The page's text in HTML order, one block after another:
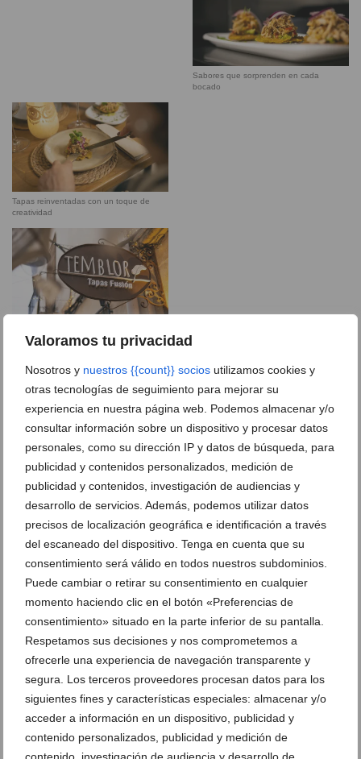
Valoramos tu privacidad
Nosotros y nuestros {{count}} socios utilizamos cookies y
otras tecnologías de seguimiento para mejorar su
experiencia en nuestra página web. Podemos almacenar y/o
consultar información sobre un dispositivo y procesar datos
personales, como su dirección IP y datos de búsqueda, para
publicidad y contenidos personalizados, medición de
publicidad y contenidos, investigación de audiencias y
desarrollo de servicios. Además, podemos utilizar datos
precisos de localización geográfica e identificación a través
del escaneado del dispositivo. Tenga en cuenta que su
consentimiento será válido en todos nuestros subdominios.
Puede cambiar o retirar su consentimiento en cualquier
momento haciendo clic en el botón «Preferencias de
consentimiento» situado en la parte inferior de su pantalla.
Respetamos sus decisiones y nos comprometemos a
ofrecerle una experiencia de navegación transparente y
segura. Los terceros proveedores procesan datos para los
siguientes fines y características especiales: almacenar y/o
acceder a información en un dispositivo, publicidad y
contenido personalizados, publicidad y medición de
Sabores que sorprenden en cada
bocado
Tapas reinventadas con un toque de
creatividad
gastronomía
DEJA UN COMENTARIO